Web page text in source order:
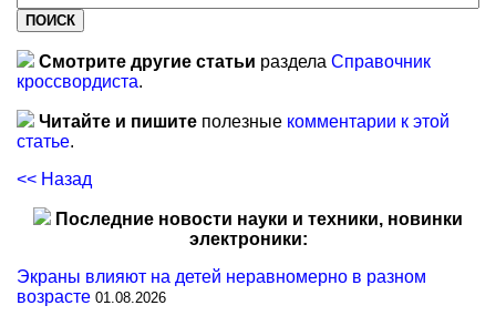
Смотрите другие статьи раздела Справочник
кроссвордиста.
Читайте и пишите полезные комментарии к этой
статье.
<< Назад
Последние новости науки и техники, новинки
электроники:
Экраны влияют на детей неравномерно в разном
возрасте 01.08.2026